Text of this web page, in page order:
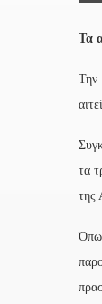
Τα
Την
τα
της